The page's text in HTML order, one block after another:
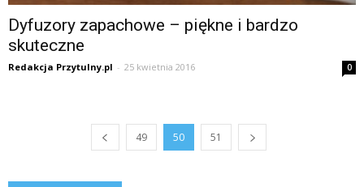
Dyfuzory zapachowe – piękne i bardzo
skuteczne
Redakcja Przytulny.pl - 25 kwietnia 2016 0
49 50 51